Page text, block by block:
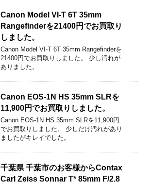
Canon Model VI-T 6T 35mm
Rangefinderを21400円でお買取り
しました。
Canon Model VI-T 6T 35mm Rangefinderを
21400円でお買取りしました。 少し汚れが
ありました。
Canon EOS-1N HS 35mm SLRを
11,900円でお買取りしました。
Canon EOS-1N HS 35mm SLRを11,900円
でお買取りしました。 少しだけ汚れがあり
ましたがキレイでした。
千葉県 千葉市のお客様からContax
Carl Zeiss Sonnar T* 85mm F/2.8